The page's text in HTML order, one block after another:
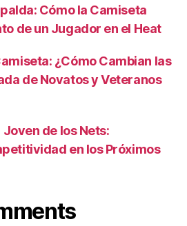
Cómo la Camiseta
de un Jugador en el Heat
¿Cómo Cambian las
de Novatos y Veteranos
de los Nets:
en los Próximos